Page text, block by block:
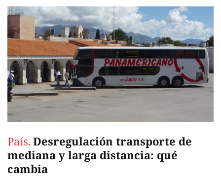
País. Desregulación transporte de
mediana y larga distancia: qué
cambia